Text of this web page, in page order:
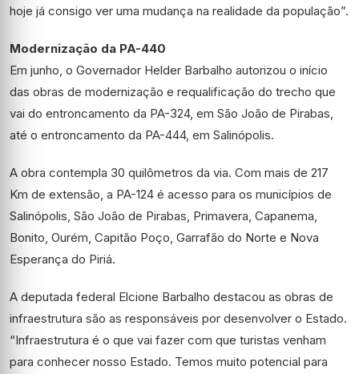
hoje já consigo ver uma mudança na realidade da população”.
Modernização da PA-440
Em junho, o Governador Helder Barbalho autorizou o início
das obras de modernização e requalificação do trecho que
vai do entroncamento da PA-324, em São João de Pirabas,
até o entroncamento da PA-444, em Salinópolis.
A obra contempla 30 quilômetros da via. Com mais de 217
Km de extensão, a PA-124 é acesso para os municípios de
Salinópolis, São João de Pirabas, Primavera, Capanema,
Bonito, Ourém, Capitão Poço, Garrafão do Norte e Nova
Esperança do Piriá.
A deputada federal Elcione Barbalho destacou as obras de
infraestrutura são as responsáveis por desenvolver o Estado.
“Infraestrutura é o que vai fazer com que turistas venham
para conhecer nosso Estado. Temos muito potencial para